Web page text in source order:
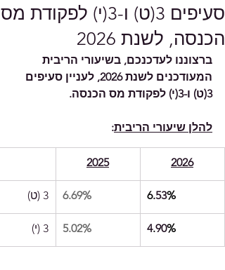
סעיפים 3(ט) ו-3(י) לפקודת מס
הכנסה, לשנת 2026
ברצוננו לעדכנכם, בשיעורי הריבית
המעודכנים לשנת 2026, לעניין סעיפים
3(ט) ו-3(י) לפקודת מס הכנסה.
להלן שיעורי הריבית:
2026
2025
6.53%
6.69% 3 (ט)
4.90%
5.02% 3 (י)